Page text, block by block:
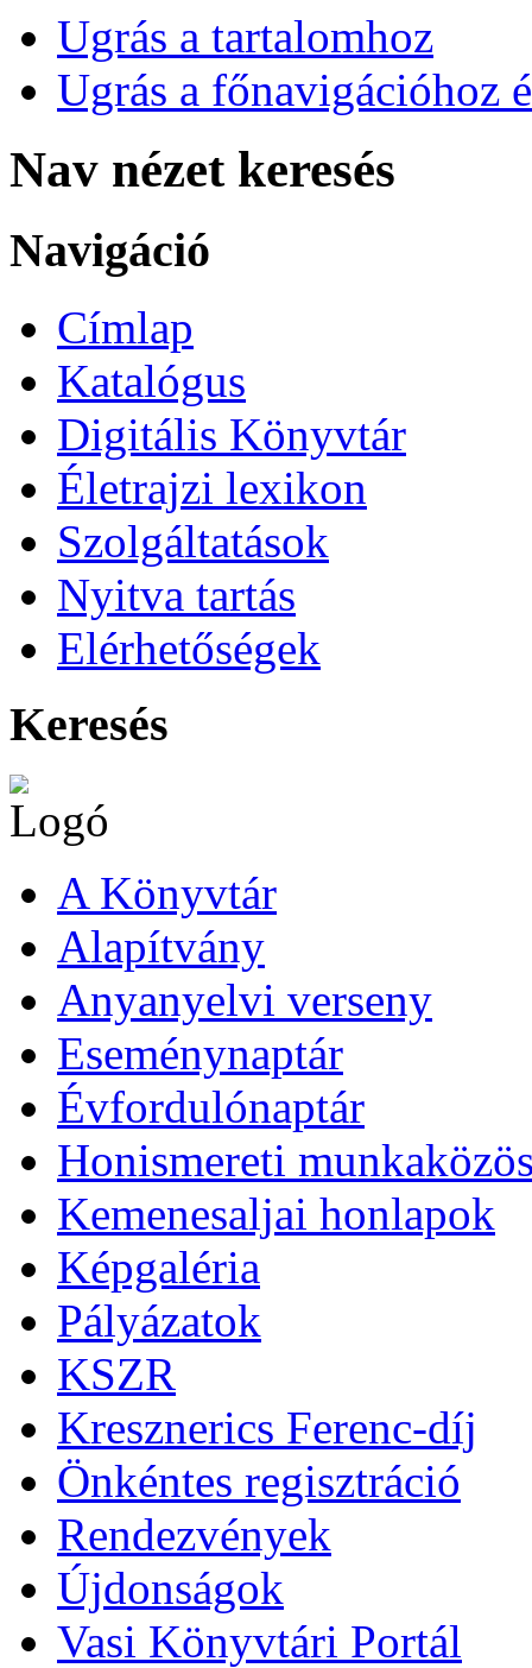
Ugrás a tartalomhoz
Ugrás a főnavigációhoz
Nav nézet keresés
Navigáció
Címlap
Katalógus
Digitális Könyvtár
Életrajzi lexikon
Szolgáltatások
Nyitva tartás
Elérhetőségek
Keresés
A Könyvtár
Alapítvány
Anyanyelvi verseny
Eseménynaptár
Évfordulónaptár
Honismereti
Kemenesaljai honlapok
Képgaléria
Pályázatok
KSZR
Kresznerics Ferenc-díj
Önkéntes regisztráció
Rendezvények
Újdonságok
Vasi Könyvtári Portál